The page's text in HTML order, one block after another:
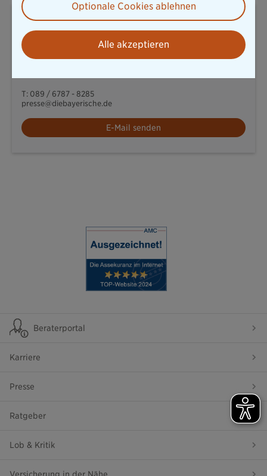
Moritz Rebhan
T: 089 / 6787 - 8285
presse@diebayerische.de
E-Mail senden
Beraterportal
Karriere
Presse
Ratgeber
Lob & Kritik
Optionale Cookies ablehnen
Alle akzeptieren